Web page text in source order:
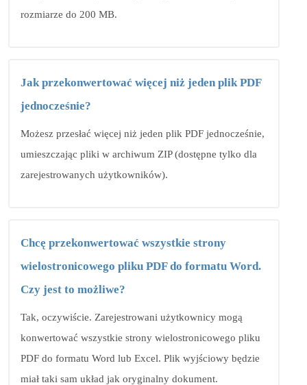
rozmiarze do 200 MB.
Jak przekonwertować więcej niż jeden plik PDF
jednocześnie?
Możesz przesłać więcej niż jeden plik PDF jednocześnie,
umieszczając pliki w archiwum ZIP (dostępne tylko dla
zarejestrowanych użytkowników).
Chcę przekonwertować wszystkie strony
wielostronicowego pliku PDF do formatu Word.
Czy jest to możliwe?
Tak, oczywiście. Zarejestrowani użytkownicy mogą
konwertować wszystkie strony wielostronicowego pliku
PDF do formatu Word lub Excel. Plik wyjściowy będzie
miał taki sam układ jak oryginalny dokument.